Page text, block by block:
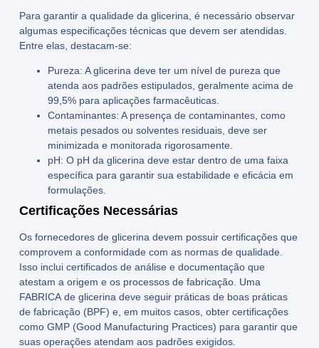
Para garantir a qualidade da glicerina, é necessário observar
algumas especificações técnicas que devem ser atendidas.
Entre elas, destacam-se:
Pureza: A glicerina deve ter um nível de pureza que
atenda aos padrões estipulados, geralmente acima de
99,5% para aplicações farmacêuticas.
Contaminantes: A presença de contaminantes, como
metais pesados ou solventes residuais, deve ser
minimizada e monitorada rigorosamente.
pH: O pH da glicerina deve estar dentro de uma faixa
específica para garantir sua estabilidade e eficácia em
formulações.
Certificações Necessárias
Os fornecedores de glicerina devem possuir certificações que
comprovem a conformidade com as normas de qualidade.
Isso inclui certificados de análise e documentação que
atestam a origem e os processos de fabricação. Uma
FABRICAde glicerina deve seguir práticas de boas práticas
de fabricação (BPF) e, em muitos casos, obter certificações
como GMP (Good Manufacturing Practices) para garantir que
suas operações atendam aos padrões exigidos.